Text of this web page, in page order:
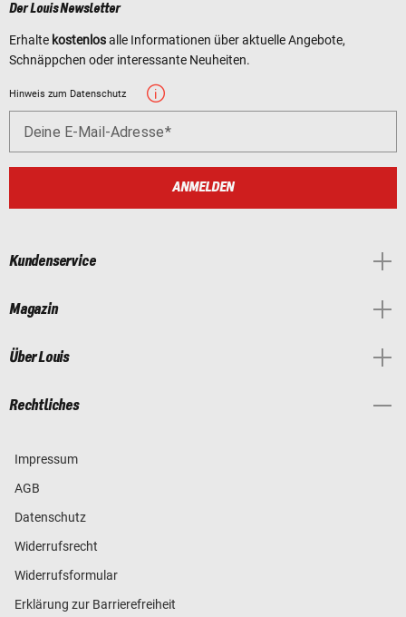
Der Louis Newsletter
Erhalte kostenlosalle Informationen über aktuelle Angebote,
Schnäppchen oder interessante Neuheiten.
Hinweis zum Datenschutz
Deine E-Mail-Adresse
ANMELDEN
Kundenservice
Magazin
Über Louis
Rechtliches
Impressum
AGB
Datenschutz
Widerrufsrecht
Widerrufsformular
Erklärung zur Barrierefreiheit